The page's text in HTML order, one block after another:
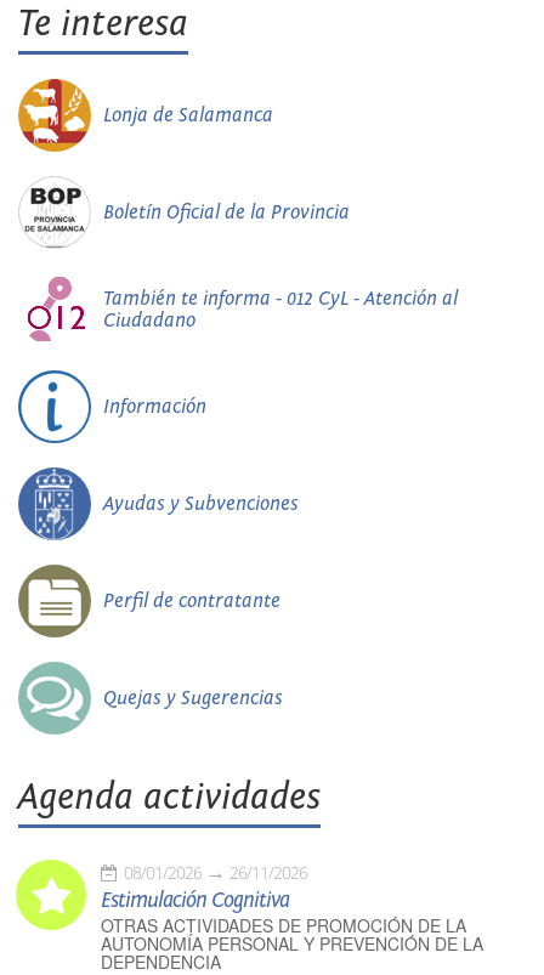
Te interesa
Lonja de Salamanca
Boletín Oficial de la Provincia
También te informa - 012 CyL - Atención al
Ciudadano
Información
Ayudas y Subvenciones
Perfil de contratante
Quejas y Sugerencias
Agenda actividades
08/01/2026 26/11/2026
Estimulación Cognitiva
OTRAS ACTIVIDADES DE PROMOCIÓN DE LA
AUTONOMÍA PERSONAL Y PREVENCIÓN DE LA
DEPENDENCIA